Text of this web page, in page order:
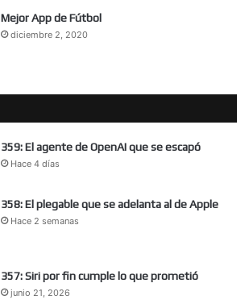
Mejor App de Fútbol
diciembre 2, 2020
359: El agente de OpenAI que se escapó
Hace 4 días
358: El plegable que se adelanta al de Apple
Hace 2 semanas
357: Siri por fin cumple lo que prometió
junio 21, 2026